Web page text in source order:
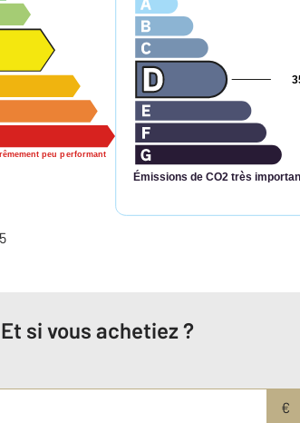
peu performant
Émissions de CO2 très
Et si vous achetiez ?
€